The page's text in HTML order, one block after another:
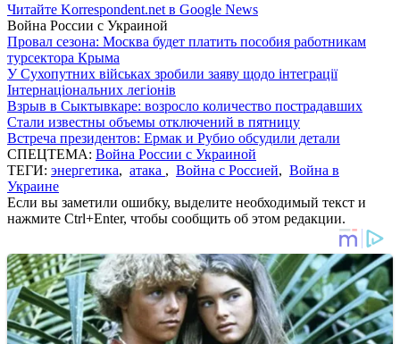
Читайте Korrespondent.net в Google News
Война России с Украиной
Провал сезона: Москва будет платить пособия работникам
турсектора Крыма
У Сухопутних військах зробили заяву щодо інтеграції
Інтернаціональних легіонів
Взрыв в Сыктывкаре: возросло количество пострадавших
Стали известны объемы отключений в пятницу
Встреча президентов: Ермак и Рубио обсудили детали
СПЕЦТЕМА: Война России с Украиной
ТЕГИ: энергетика, атака , Война с Россией, Война в
Украине
Если вы заметили ошибку, выделите необходимый текст и
нажмите Ctrl+Enter, чтобы сообщить об этом редакции.